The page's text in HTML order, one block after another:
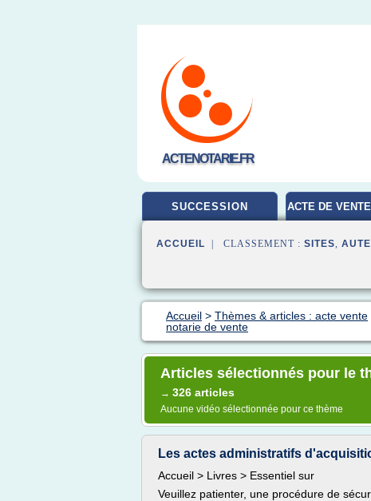
ACTENOTARIE.FR
SUCCESSION ACTE DE
ACCUEIL | CLASSEMENT : SITES,
Accueil > Thèmes & articles : acte vente
notarie de vente
Articles sélectionnés pour le
→ 326 articles
Aucune vidéo sélectionnée pour ce thème
Les actes administratifs
Accueil > Livres > Essentiel sur
Veuillez patienter, une procédure de